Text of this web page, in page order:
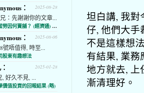
坦白講, 我對
仔, 他們大手
不是這樣想
有結果, 業務
地方就去, 上
漸清理好。
2025-08-28
：
：先謝謝你的文章...
因何賣舖？ (經濟通) (略)
2025-08-06
：
號唔值得, 時至...
股東有趣想法
2025-01-28
, 好久不見, ...
價值投資的回報結果 (略)